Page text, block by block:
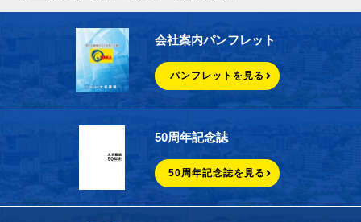
会社案内パンフレット
パンフレットを見る
50周年記念誌
50周年記念誌を見る